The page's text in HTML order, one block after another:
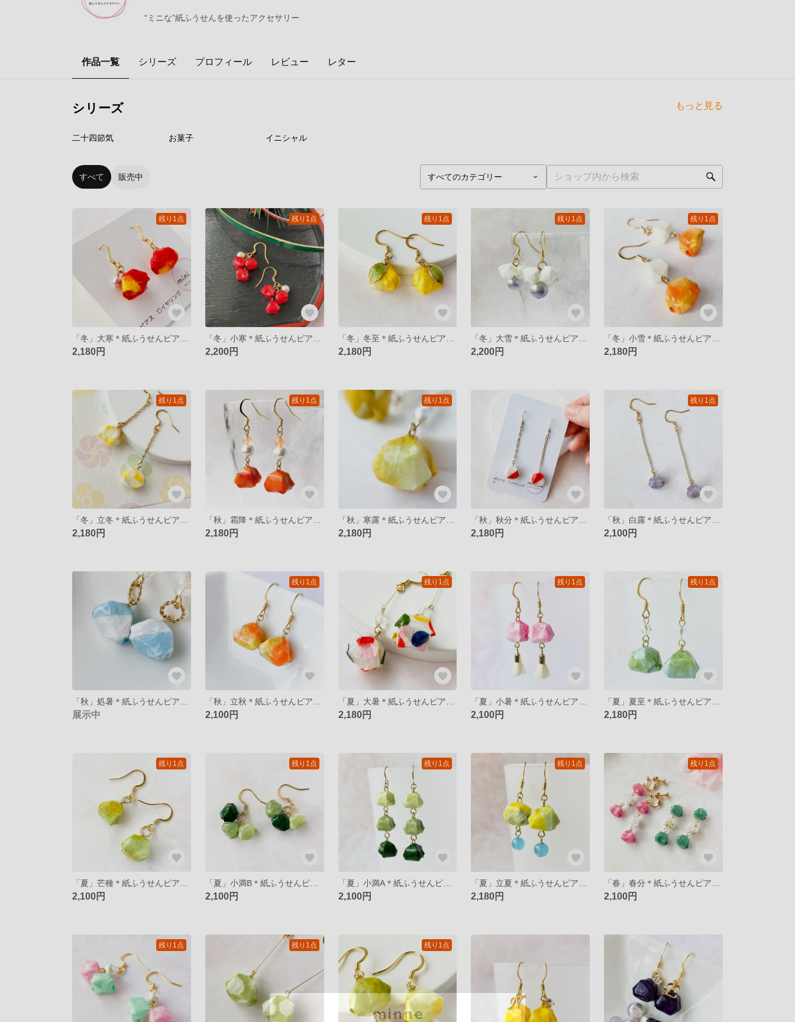
“ミニな”紙ふうせんを使ったアクセサリー
作品一覧 シリーズ プロフィール レビュー レター
シリーズ もっと見る
二十四節気 お菓子 イニシャル
すべて 販売中
残り1点
2,180円
残り1点
2,200円
残り1点
2,180円
残り1点
2,200円
残り1点
2,180円
残り1点
2,180円
残り1点
2,180円
残り1点
2,180円 2,180円
残り1点
2,100円
展示中
残り1点
2,100円
残り1点
2,180円
残り1点
2,100円
残り1点
2,180円
残り1点
2,100円
残り1点
「夏」小満B＊紙ふうせんピアス/イヤリング
2,100円
残り1点
「夏」小満A＊紙ふうせんピアス/イヤリング
2,100円
残り1点
2,180円
残り1点
2,100円
残り1点 残り1点 残り1点